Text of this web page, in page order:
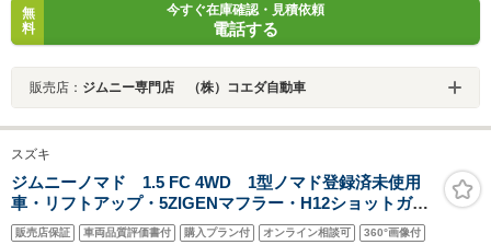
無
料
今すぐ在庫確認・見積依頼
電話する
販売店： ジムニー専門店 （株）コエダ自動車
スズキ
ジムニーノマド 1.5 FC 4WD 1型ノマド登録済未使用
車・リフトアップ・5ZIGENマフラー・H12ショットガン
ホイール
販売店保証 車両品質評価書付 購入プラン付 オンライン相談可 360°画像付